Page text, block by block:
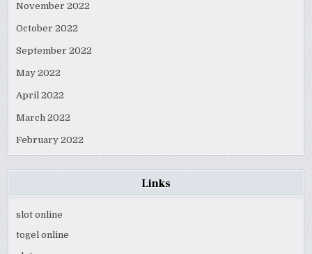
November 2022
October 2022
September 2022
May 2022
April 2022
March 2022
February 2022
Links
slot online
togel online